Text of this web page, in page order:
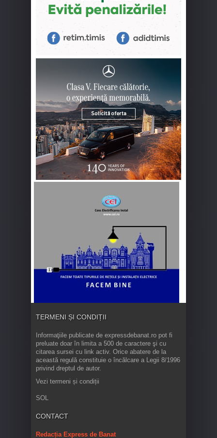
TERMENI ȘI CONDIȚII
Informaţiile publicate de expressdebanat.ro pot fi
preluate doar în limita a 500 de caractere şi cu
citarea sursei cu link activ. Orice abatere de la
această regulă constituie o încălcare a Legii 8/1996
privind dreptul de autor.
Vezi termeni și condiții
SOL
CONTACT
Redacția Express de Banat